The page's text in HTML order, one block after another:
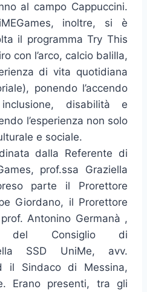
al campo Cappuccini.
inoltre, si è
il programma Try This
con l’arco, calcio balilla,
di vita quotidiana
ponendo l’accendo
disabilità e
l’esperienza non solo
e sociale.
dalla Referente di
prof.ssa Graziella
parte il Prorettore
Giordano, il Prorettore
Antonino Germanà ,
del Consiglio di
SSD UniMe, avv.
il Sindaco di Messina,
Erano presenti, tra gli